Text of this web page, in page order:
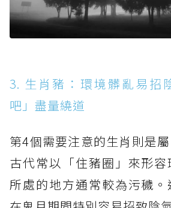
3. 生肖豬：環境髒亂易招
吧」盡量繞道
第4個需要注意的生肖則是
古代常以「住豬圈」來形
所處的地方通常較為污穢